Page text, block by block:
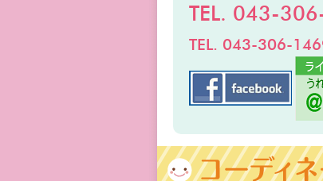
TEL. 043-
TEL. 043-306-